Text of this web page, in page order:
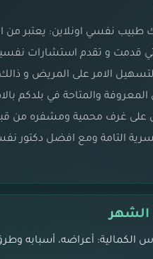
طبيب نفسي اونلاين: يعتبر من
قدمت و تقدم استشارات
لتسهيل الامر على المريض و
والمتاحة في بلدكم
على غرف محمية ومشفره من
التامة ومع افضل دكتور
الشهر
أعراضه، أسبابه